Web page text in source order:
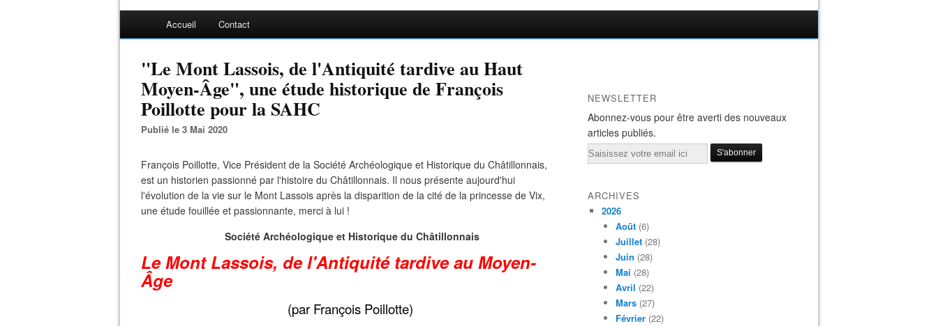
Accueil Contact
"Le Mont Lassois, de l'Antiquité tardive au Haut
Moyen-Âge", une étude historique de François
Poillotte pour la SAHC
Publié le 3 Mai 2020
François Poillotte, Vice Président de la Société Archéologique et Historique du Châtillonnais,
est un historien passionné par l'histoire du Châtillonnais. Il nous présente aujourd'hui
l'évolution de la vie sur le Mont Lassois après la disparition de la cité de la princesse de Vix,
une étude fouillée et passionnante, merci à lui !
Société Archéologique et Historique du Châtillonnais
Le Mont Lassois, de l'Antiquité tardive au Moyen-
Âge
(par François Poillotte)
NEWSLETTER
Abonnez-vous pour être averti des nouveaux
articles publiés.
Email
ARCHIVES
2026
Août (6)
Juillet (28)
Juin (28)
Mai (28)
Avril (22)
Mars (27)
Février (22)